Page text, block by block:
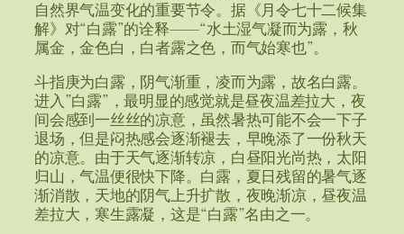
自然界气温变化的重要节令。据《月令七十二候集
解》对“白露”的诠释——“水土湿气凝而为露，秋
属金，金色白，白者露之色，而气始寒也”。
斗指庚为白露，阴气渐重，凌而为露，故名白露。
进入”白露”，最明显的感觉就是昼夜温差拉大，夜
间会感到一丝丝的凉意，虽然暑热可能不会一下子
退场，但是闷热感会逐渐褪去，早晚添了一份秋天
的凉意。由于天气逐渐转凉，白昼阳光尚热，太阳
归山，气温便很快下降。白露，夏日残留的暑气逐
渐消散，天地的阴气上升扩散，夜晚渐凉，昼夜温
差拉大，寒生露凝，这是“白露”名由之一。